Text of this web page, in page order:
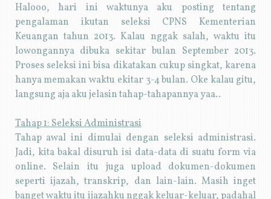
Halooo, hari ini waktunya aku posting tentang
pengalaman ikutan seleksi CPNS Kementerian
Keuangan tahun 2013. Kalau nggak salah, waktu itu
lowongannya dibuka sekitar bulan September 2013.
Proses seleksi ini bisa dikatakan cukup singkat, karena
hanya memakan waktu ekitar 3-4 bulan. Oke kalau gitu,
langsung aja aku jelasin tahap-tahapannya yaa..
Tahap 1: Seleksi Administrasi
Tahap awal ini dimulai dengan seleksi administrasi.
Jadi, kita bakal disuruh isi data-data di suatu form via
online. Selain itu juga upload dokumen-dokumen
seperti ijazah, transkrip, dan lain-lain. Masih inget
banget waktu itu ijazahku nggak keluar-keluar, padahal